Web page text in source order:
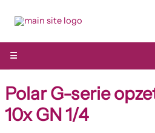
naar
inhoud
☰
Polar G-serie
10x GN 1/4